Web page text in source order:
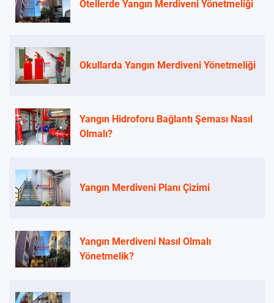
Otellerde Yangın Merdiveni Yönetmeliği
Okullarda Yangın Merdiveni Yönetmeliği
Yangın Hidroforu Bağlantı Şeması Nasıl
Olmalı?
Yangın Merdiveni Planı Çizimi
Yangın Merdiveni Nasıl Olmalı
Yönetmelik?